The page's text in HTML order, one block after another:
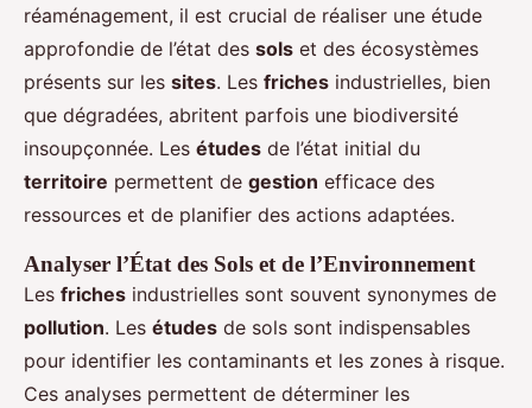
réaménagement, il est crucial de réaliser une étude
approfondie de l’état des sols et des écosystèmes
présents sur les sites. Les friches industrielles, bien
que dégradées, abritent parfois une biodiversité
insoupçonnée. Les études de l’état initial du
territoire permettent de gestion efficace des
ressources et de planifier des actions adaptées.
Analyser l’État des Sols et de l’Environnement
Les friches industrielles sont souvent synonymes de
pollution. Les études de sols sont indispensables
pour identifier les contaminants et les zones à risque.
Ces analyses permettent de déterminer les